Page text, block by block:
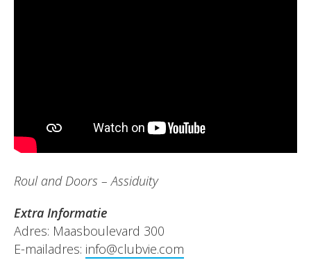
Roul and Doors – Assiduity
Extra Informatie
Adres: Maasboulevard 300
E-mailadres: info@clubvie.com